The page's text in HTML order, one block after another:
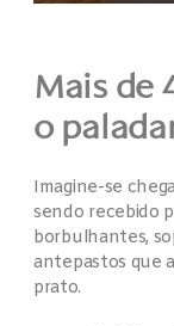
Mais de
o
Imagine-se
sendo recebido
borbulhantes,
antepastos que
prato.